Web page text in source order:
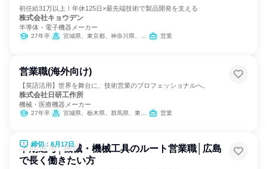
初任給31万以上！年休125日×最先端技術で製品開発を支える
株式会社キョウデン
半導体・電子機器メーカー
27年卒 宮城県、東京都、神奈川県、静岡県、愛知県、大阪府 営業
営業職(海外向け)
【英語活用】世界を舞台に、技術営業のプロフェッショナルへ。
株式会社日研工作所
機械・医療機器メーカー
27年卒 宮城県、栃木県、群馬県、東京都、神奈川県、新潟県、石川県、長野県、静岡県、愛知県、大阪府、奈良県、岡山県、広島県、福岡県 営業
締切：8月17日
早期選考│機械・機械工具のルート営業職│広島
で長く働きたい方